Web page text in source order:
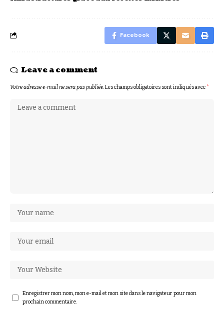
Facebook
Leave a comment
Votre adresse e-mail ne sera pas publiée.Les champs obligatoires sont indiqués avec*
Enregistrer mon nom, mon e-mail et mon site dans le navigateur pour mon
prochain commentaire.